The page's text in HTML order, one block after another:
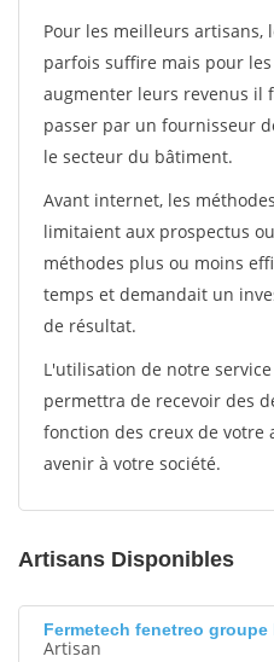
Pour les meilleurs artisans,
parfois suffire mais pour
augmenter leurs revenus il
passer par un fournisseur
le secteur du bâtiment.
Avant internet, les
limitaient aux prospectus
méthodes plus ou moins
temps et demandait un
de résultat.
L'utilisation de notre
permettra de recevoir des
fonction des creux de votre
avenir à votre société.
Artisans Disponibles
Fermetech fenetreo
Artisan